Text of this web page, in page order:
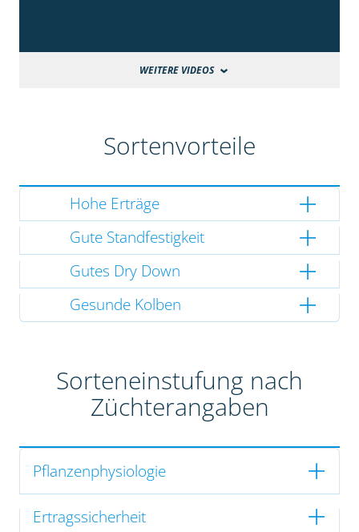
WEITERE VIDEOS
Sortenvorteile
Hohe Erträge
Gute Standfestigkeit
Gutes Dry Down
Gesunde Kolben
Sorteneinstufung nach
Züchterangaben
Pflanzenphysiologie
Ertragssicherheit